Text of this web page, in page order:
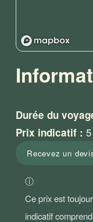
Durée du
Prix indicatif :
Recevez un
ⓘ
Ce prix est
indicatif